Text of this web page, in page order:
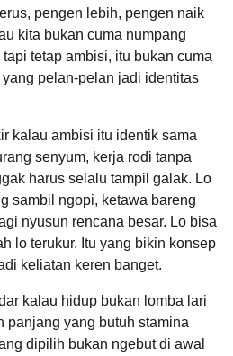
pengen lebih, pengen naik
kita bukan cuma numpang
tetap ambisi, itu bukan cuma
pelan-pelan jadi identitas
kalau ambisi itu identik sama
senyum, kerja rodi tanpa
harus selalu tampil galak. Lo
sambil ngopi, ketawa bareng
nyusun rencana besar. Lo bisa
lo terukur. Itu yang bikin konsep
keliatan keren banget.
kalau hidup bukan lomba lari
panjang yang butuh stamina
dipilih bukan ngebut di awal